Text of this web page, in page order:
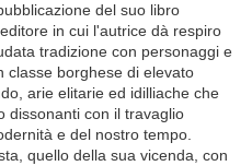
del suo libro
in cui l'autrice dà respiro
tradizione con personaggi e
classe borghese di elevato
arie elitarie ed idilliache che
dissonanti con il travaglio
e del nostro tempo.
quello della sua vicenda, con